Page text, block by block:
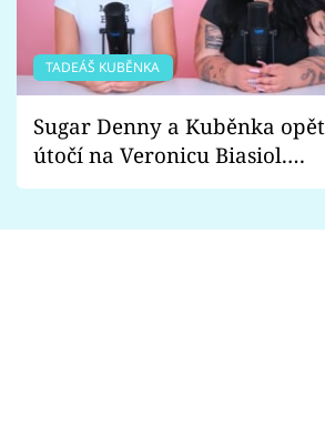
TADEÁŠ KUBĚNKA
Sugar Denny a Kuběnka opět
útočí na Veronicu Biasiol.
Proč je podle nich falešná a